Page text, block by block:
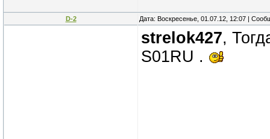
D-2 Дата: Воскресенье, 01.07.12, 12:07 |
strelok427,
S01RU .